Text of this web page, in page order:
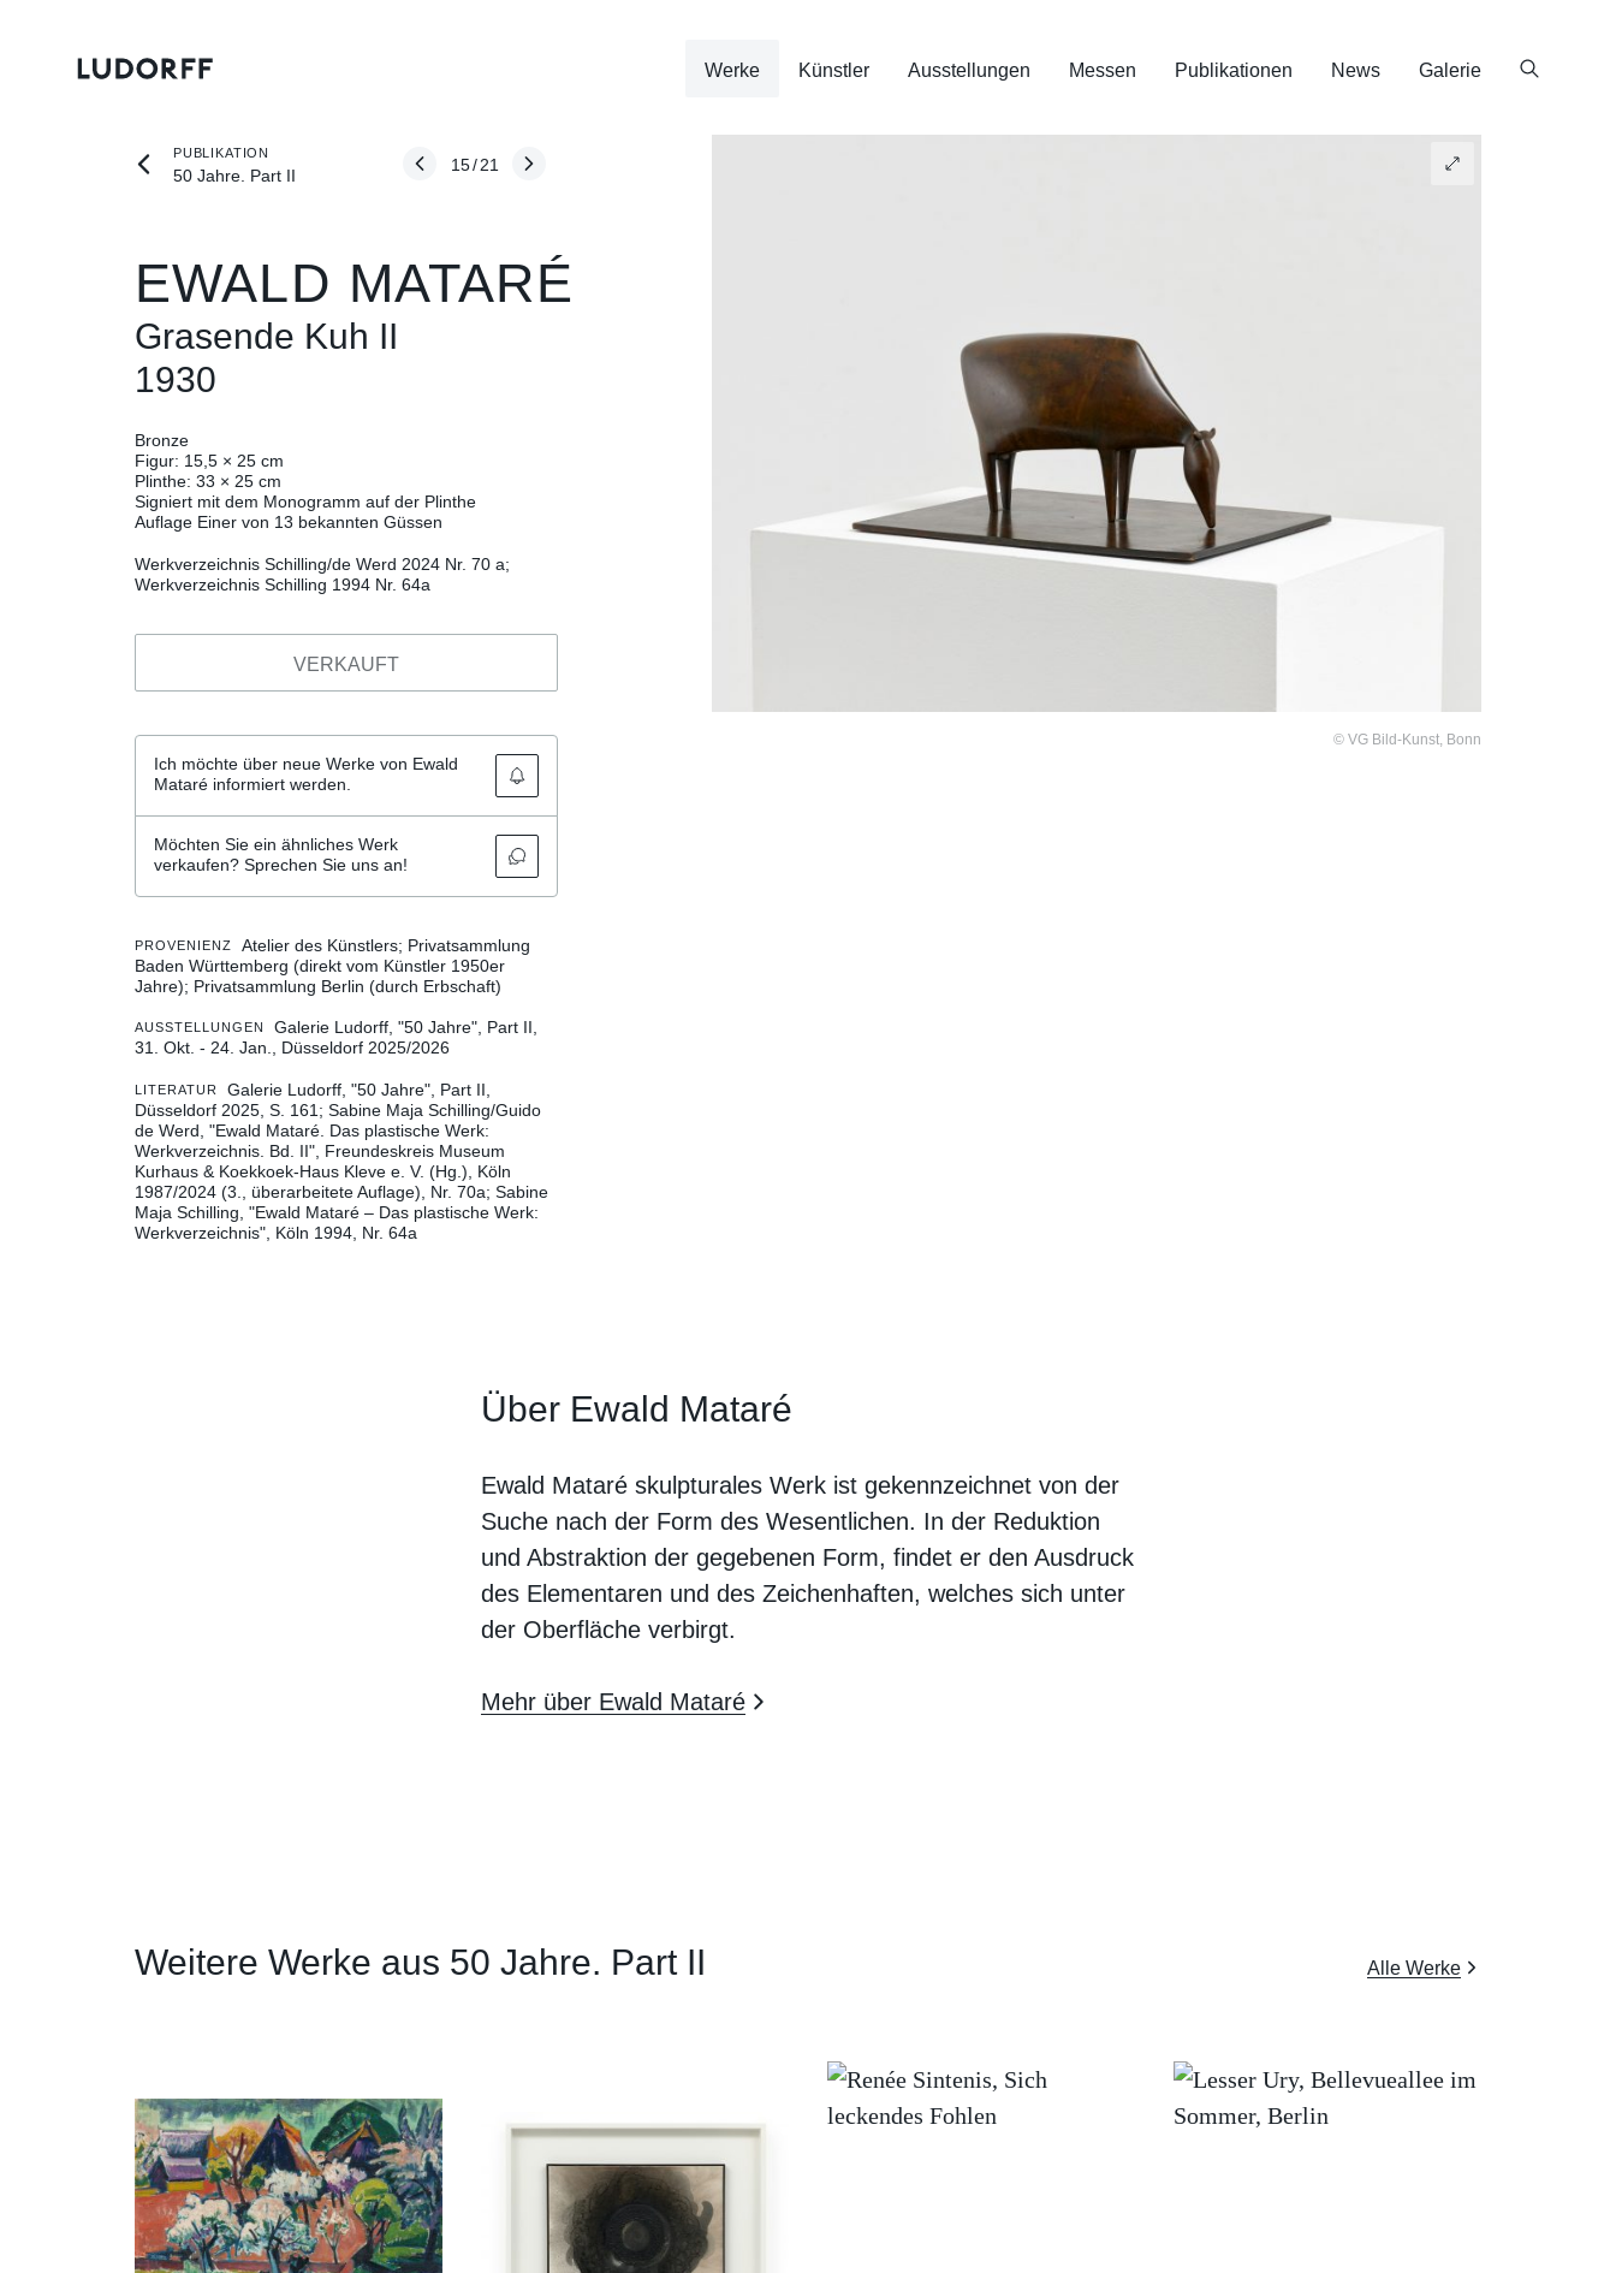
Werke Künstler Ausstellungen Messen Publikationen News Galerie
PUBLIKATION
50 Jahre. Part II
15/ 21
EWALD MATARÉ
Grasende Kuh II
1930
© VG Bild-Kunst, Bonn
Bronze
Figur: 15,5 × 25 cm
Plinthe: 33 × 25 cm
Signiert mit dem Monogramm auf der Plinthe
Auflage Einer von 13 bekannten Güssen
Werkverzeichnis Schilling/de Werd 2024 Nr. 70 a;
Werkverzeichnis Schilling 1994 Nr. 64a
VERKAUFT
Ich möchte über neue Werke von Ewald
Mataré informiert werden.
Möchten Sie ein ähnliches Werk
verkaufen? Sprechen Sie uns an!
PROVENIENZ
Atelier des Künstlers; Privatsammlung
Baden Württemberg (direkt vom Künstler 1950er
Jahre); Privatsammlung Berlin (durch Erbschaft)
AUSSTELLUNGEN
Galerie Ludorff, "50 Jahre", Part II,
31. Okt. - 24. Jan., Düsseldorf 2025/2026
LITERATUR
Galerie Ludorff, "50 Jahre", Part II,
Düsseldorf 2025, S. 161
Sabine Maja Schilling/Guido
de Werd, "Ewald Mataré. Das plastische Werk:
Werkverzeichnis. Bd. II", Freundeskreis Museum
Kurhaus & Koekkoek-Haus Kleve e. V. (Hg.), Köln
1987/2024 (3., überarbeitete Auflage), Nr. 70a Sabine
Maja Schilling, "Ewald Mataré – Das plastische Werk:
Werkverzeichnis", Köln 1994, Nr. 64a
Über Ewald Mataré
Ewald Mataré skulpturales Werk ist gekennzeichnet von der
Suche nach der Form des Wesentlichen. In der Reduktion
und Abstraktion der gegebenen Form, findet er den Ausdruck
des Elementaren und des Zeichenhaften, welches sich unter
der Oberfläche verbirgt.
Mehr über Ewald Mataré
Weitere Werke aus 50 Jahre. Part II Alle Werke